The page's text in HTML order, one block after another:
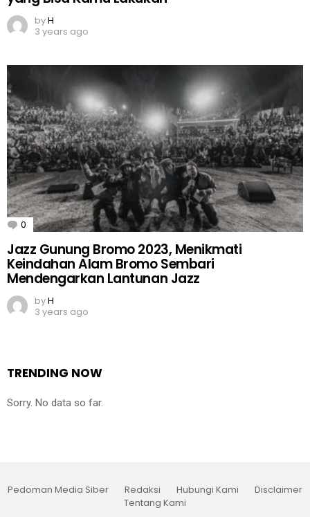
byH
3 years ago
0 Comments
Jazz Gunung Bromo 2023, Menikmati
Keindahan Alam Bromo Sembari
Mendengarkan Lantunan Jazz
byH
3 years ago
TRENDING NOW
Sorry. No data so far.
Pedoman Media Siber Redaksi Hubungi Kami
Disclaimer
Tentang Kami